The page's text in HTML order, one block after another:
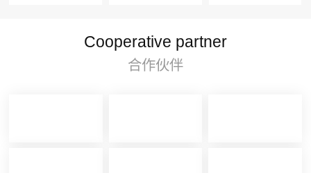
Cooperative partner
合作伙伴